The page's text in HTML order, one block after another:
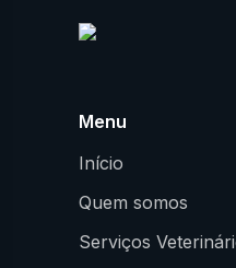
Menu
Início
Quem somos
Serviços